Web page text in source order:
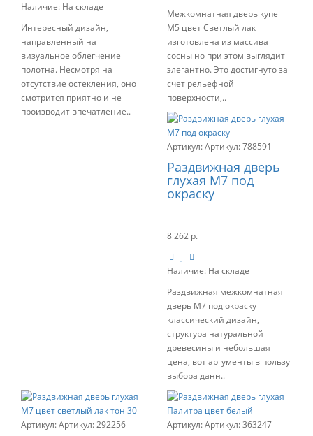
Наличие: На складе
Интересный дизайн,
направленный на
визуальное облегчение
полотна. Несмотря на
отсутствие остекления, оно
смотрится приятно и не
производит впечатление..
Межкомнатная дверь купе
М5 цвет Светлый лак
изготовлена из массива
сосны но при этом выглядит
элегантно. Это достигнуто за
счет рельефной
поверхности,..
Артикул:788591
Раздвижная дверь
глухая М7 под
окраску
8 262 р.
Наличие: На складе
Раздвижная межкомнатная
дверь М7 под окраску
классический дизайн,
структура натуральной
древесины и небольшая
цена, вот аргументы в пользу
выбора данн..
Артикул:292256 Артикул:363247